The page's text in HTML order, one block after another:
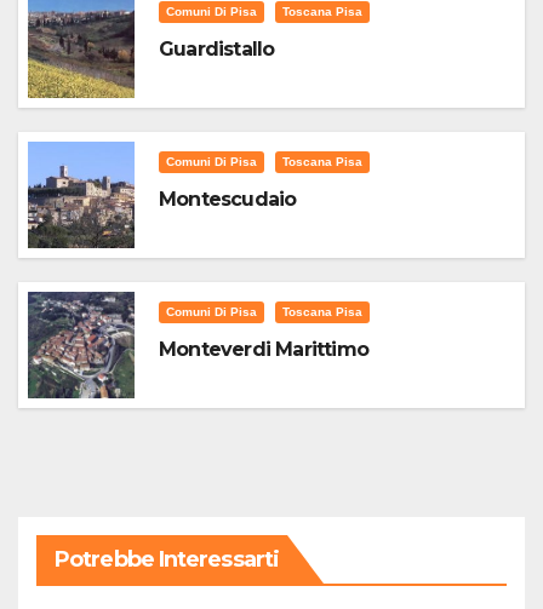
Comuni Di Pisa Toscana Pisa
Guardistallo
Comuni Di Pisa Toscana Pisa
Montescudaio
Comuni Di Pisa Toscana Pisa
Monteverdi Marittimo
Potrebbe Interessarti